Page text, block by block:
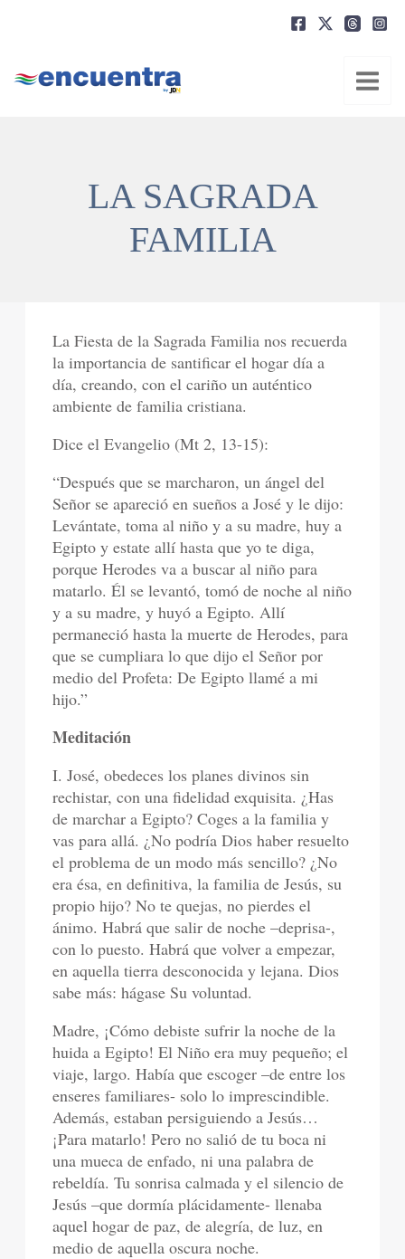
LA SAGRADA
FAMILIA
La Fiesta de la Sagrada Familia nos recuerda
la importancia de santificar el hogar día a
día, creando, con el cariño un auténtico
ambiente de familia cristiana.
Dice el Evangelio (Mt 2, 13-15):
“Después que se marcharon, un ángel del
Señor se apareció en sueños a José y le dijo:
Levántate, toma al niño y a su madre, huy a
Egipto y estate allí hasta que yo te diga,
porque Herodes va a buscar al niño para
matarlo. Él se levantó, tomó de noche al niño
y a su madre, y huyó a Egipto. Allí
permaneció hasta la muerte de Herodes, para
que se cumpliara lo que dijo el Señor por
medio del Profeta: De Egipto llamé a mi
hijo.”
Meditación
I. José, obedeces los planes divinos sin
rechistar, con una fidelidad exquisita. ¿Has
de marchar a Egipto? Coges a la familia y
vas para allá. ¿No podría Dios haber resuelto
el problema de un modo más sencillo? ¿No
era ésa, en definitiva, la familia de Jesús, su
propio hijo? No te quejas, no pierdes el
ánimo. Habrá que salir de noche –deprisa-,
con lo puesto. Habrá que volver a empezar,
en aquella tierra desconocida y lejana. Dios
sabe más: hágase Su voluntad.
Madre, ¡Cómo debiste sufrir la noche de la
huida a Egipto! El Niño era muy pequeño; el
viaje, largo. Había que escoger –de entre los
enseres familiares- solo lo imprescindible.
Además, estaban persiguiendo a Jesús…
¡Para matarlo! Pero no salió de tu boca ni
una mueca de enfado, ni una palabra de
rebeldía. Tu sonrisa calmada y el silencio de
Jesús –que dormía plácidamente- llenaba
aquel hogar de paz, de alegría, de luz, en
medio de aquella oscura noche.